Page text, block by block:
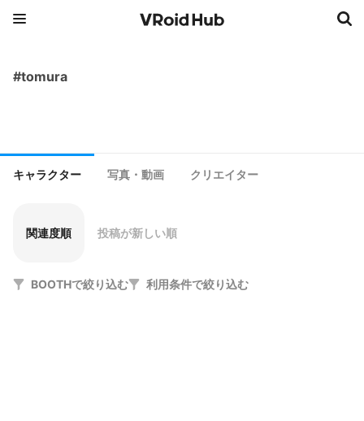
#tomura
キャラクター 写真・動画 クリエイター
関連度順 投稿が新しい順
BOOTHで絞り込む 利用条件で絞り込む